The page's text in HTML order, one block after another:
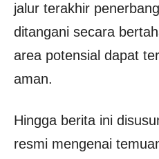
jalur terakhir
ditangani secara
area potensial dapat
aman.
Hingga berita ini
resmi mengenai